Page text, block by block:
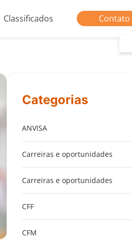
Classificados Contato
Categorias
ANVISA
Carreiras e oportunidades
Carreiras e oportunidades
CFF
CFM